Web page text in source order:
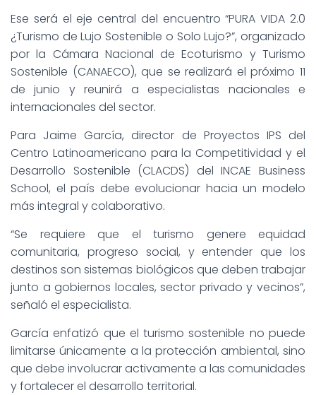
Ese será el eje central del encuentro “PURA VIDA 2.0
¿Turismo de Lujo Sostenible o Solo Lujo?”, organizado
por la Cámara Nacional de Ecoturismo y Turismo
Sostenible (CANAECO), que se realizará el próximo 11
de junio y reunirá a especialistas nacionales e
internacionales del sector.
Para Jaime García, director de Proyectos IPS del
Centro Latinoamericano para la Competitividad y el
Desarrollo Sostenible (CLACDS) del INCAE Business
School, el país debe evolucionar hacia un modelo
más integral y colaborativo.
“Se requiere que el turismo genere equidad
comunitaria, progreso social, y entender que los
destinos son sistemas biológicos que deben trabajar
junto a gobiernos locales, sector privado y vecinos”,
señaló el especialista.
García enfatizó que el turismo sostenible no puede
limitarse únicamente a la protección ambiental, sino
que debe involucrar activamente a las comunidades
y fortalecer el desarrollo territorial.